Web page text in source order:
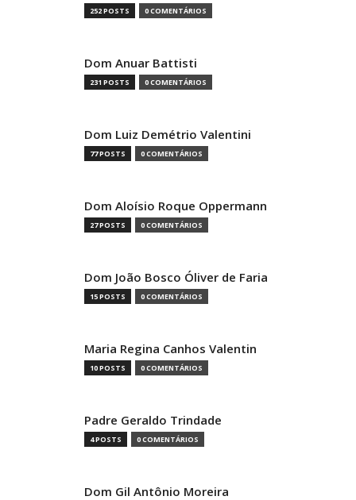
252 POSTS 0 COMENTÁRIOS
Dom Anuar Battisti
231 POSTS 0 COMENTÁRIOS
Dom Luiz Demétrio Valentini
77 POSTS 0 COMENTÁRIOS
Dom Aloísio Roque Oppermann
27 POSTS 0 COMENTÁRIOS
Dom João Bosco Óliver de Faria
15 POSTS 0 COMENTÁRIOS
Maria Regina Canhos Valentin
10 POSTS 0 COMENTÁRIOS
Padre Geraldo Trindade
4 POSTS 0 COMENTÁRIOS
Dom Gil Antônio Moreira